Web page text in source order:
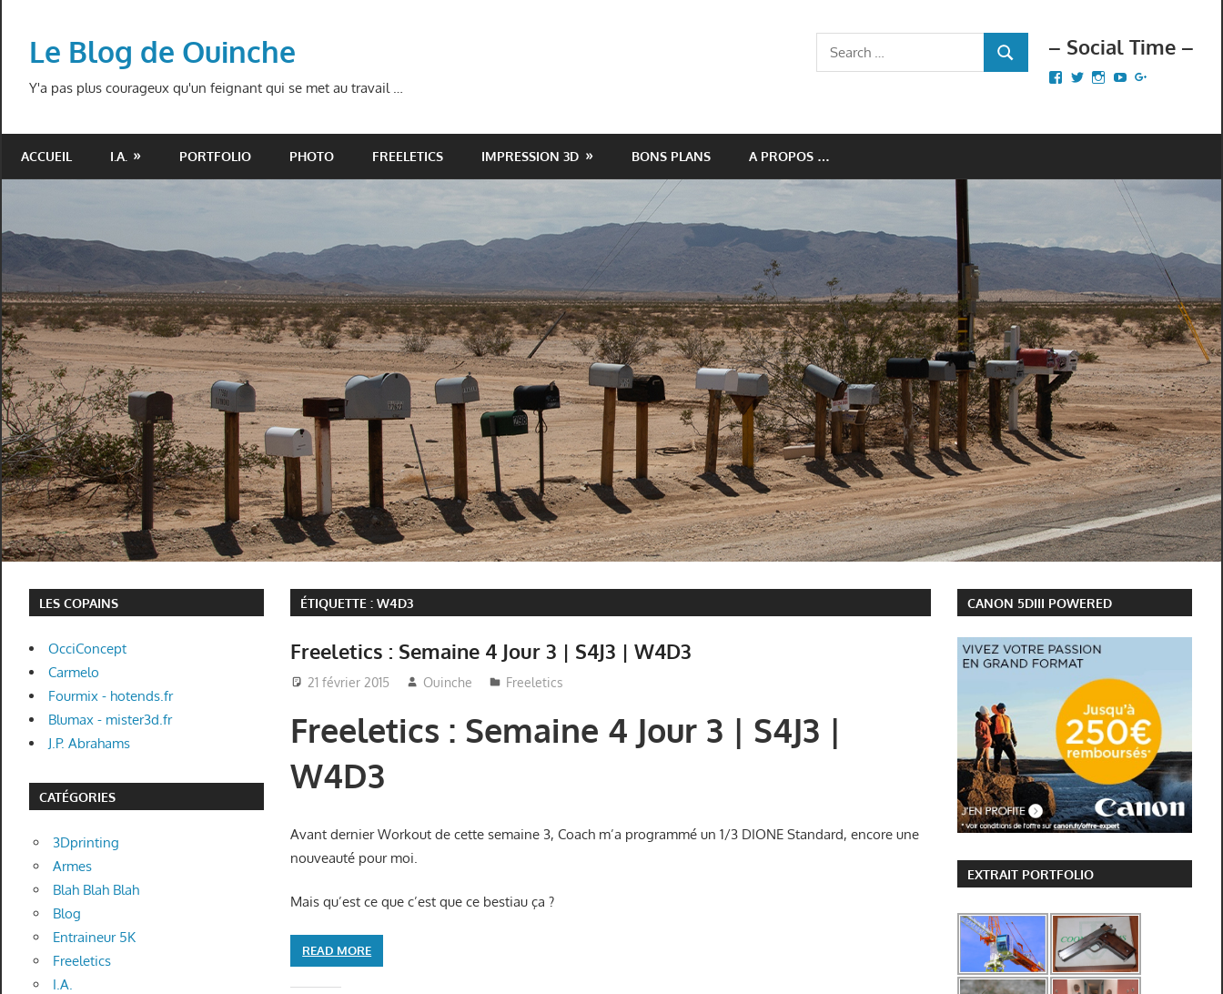
contentLe Blog de Ouinche
Y'a pas plus courageux qu'un feignant qui se met au travail …
– Social Time –
Facebook
TwitterInstagram
YouTube
Search
for:
SEARCH
ACCUEIL I.A. PORTFOLIO PHOTO FREELETICS IMPRESSION 3D BONS PLANS A PROPOS …
ÉTIQUETTE :W4D3
Freeletics : Semaine 4 Jour 3 | S4J3 | W4D3
21 février 2015 Ouinche Freeletics
Freeletics : Semaine 4 Jour 3 | S4J3 |
W4D3
Avant dernier Workout de cette semaine 3, Coach m’a programmé un 1/3 DIONE Standard, encore une
nouveauté pour moi.
Mais qu’est ce que c’est que ce bestiau ça ?
READ MORE
LES COPAINS
OcciConcept
Carmelo
Fourmix - hotends.fr
Blumax - mister3d.fr
J.P. Abrahams
CATÉGORIES
3Dprinting
Armes
Blah Blah Blah
Blog
Entraineur 5K
Freeletics
I.A.
CANON 5DIII POWERED
EXTRAIT PORTFOLIO